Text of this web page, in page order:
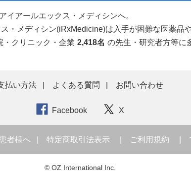
イアールエックス・メディシンへ。
・メディシン(iRxMedicine)は入手が困難な医薬品
・クリニック・企業 2,418名 の先生・研究者方等に
払い方法 よくある質問 お問い合わせ
Facebook X
患者様へ 特定商取引法表示 ご利用規約
© OZ International Inc.